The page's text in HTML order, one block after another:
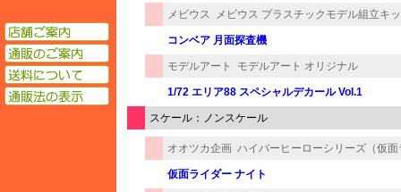
メビウス メビウス プラスチックモデル組立キ
コンベア 月面探査機
モデルアート モデルアート オリジナル
1/72 エリア88 スペシャルデカール Vol.1
スケール：ノンスケール
オオツカ企画 ハイパーヒーローシリーズ（仮
仮面ライダー ナイト
店舗ご案内
送料について
通販法の表示